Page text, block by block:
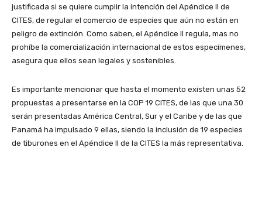
justificada si se quiere cumplir la intención del Apéndice II de
CITES, de regular el comercio de especies que aún no están en
peligro de extinción. Como saben, el Apéndice II regula, mas no
prohíbe la comercialización internacional de estos especímenes,
asegura que ellos sean legales y sostenibles.
Es importante mencionar que hasta el momento existen unas 52
propuestas a presentarse en la COP 19 CITES, de las que una 30
serán presentadas América Central, Sur y el Caribe y de las que
Panamá ha impulsado 9 ellas, siendo la inclusión de 19 especies
de tiburones en el Apéndice II de la CITES la más representativa.